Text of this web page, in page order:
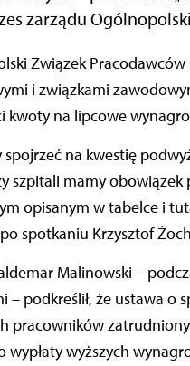
zarządu
i związkami
kwoty na lipcowe
spojrzeć na kwestię
szpitali mamy
opisanym w tabelce i
spotkaniu Krzysztof
Malinowski –
– podkreślił, że ustawa o
pracowników
wypłaty wyższych